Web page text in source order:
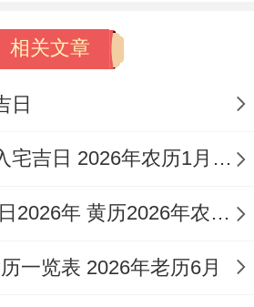
唯冲猴煞北...
辰月丙子日）。宜祭
根基稳固，家业昌隆,但
！吉日配吉时方能锦上添
相关文章
日
2026年农历1月入宅吉日 2026年农历1月入宅最好的日子
农历九月黄道吉日2026年 黄历2026年农历九月黄道吉日查询
一览表 2026年老历6月